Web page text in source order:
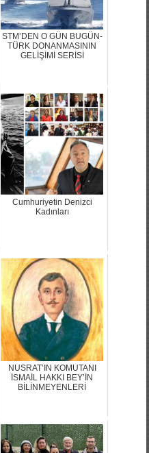
STM’DEN O GÜN BUGÜN-
TÜRK DONANMASININ
GELİŞİMİ SERİSİ
Cumhuriyetin Denizci
Kadınları
NUSRAT’IN KOMUTANI
İSMAİL HAKKI BEY’İN
BİLİNMEYENLERİ